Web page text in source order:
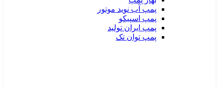
پمپ آب نوید موتور
پمپ اسپیکو
پمپ ایران تولید
پمپ توان تک